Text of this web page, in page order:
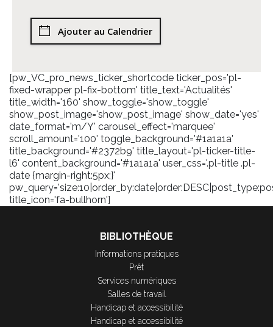
Ajouter au Calendrier
[pw_VC_pro_news_ticker_shortcode ticker_pos='pl-
fixed-wrapper pl-fix-bottom' title_text='Actualités'
title_width='160' show_toggle='show_toggle'
show_post_image='show_post_image' show_date='yes'
date_format='m/Y' carousel_effect='marquee'
scroll_amount='100' toggle_background='#1a1a1a'
title_background='#2372b9' title_layout='pl-ticker-title-
l6' content_background='#1a1a1a' user_css='.pl-title .pl-
date {margin-right:5px;}'
title_icon='fa-bullhorn']
BIBLIOTHÈQUE
Informations pratiques
Prêt
Services numériques
Salles de travail
Handicap et accessibilité
Handicap et accessibilité